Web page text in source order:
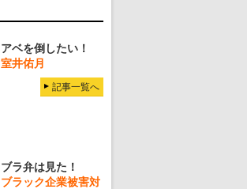
アベを倒したい！
室井佑月
記事一覧へ
ブラ弁は見た！
ブラック企業被害対